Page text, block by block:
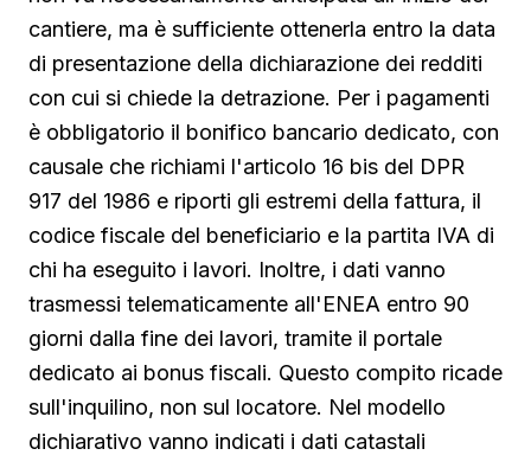
cantiere, ma è sufficiente ottenerla entro la data
di presentazione della dichiarazione dei redditi
con cui si chiede la detrazione. Per i pagamenti
è obbligatorio il bonifico bancario dedicato, con
causale che richiami l'articolo 16 bis del DPR
917 del 1986 e riporti gli estremi della fattura, il
codice fiscale del beneficiario e la partita IVA di
chi ha eseguito i lavori. Inoltre, i dati vanno
trasmessi telematicamente all'ENEA entro 90
giorni dalla fine dei lavori, tramite il portale
dedicato ai bonus fiscali. Questo compito ricade
sull'inquilino, non sul locatore. Nel modello
dichiarativo vanno indicati i dati catastali